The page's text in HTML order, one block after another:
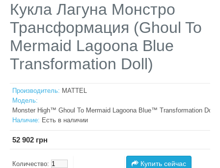
Кукла Лагуна Монстро
Трансформация (Ghoul To
Mermaid Lagoona Blue
Transformation Doll)
Производитель: MATTEL
Модель:
Monster High™ Ghoul To Mermaid Lagoona Blue™ Transformation Doll
Наличие: Есть в наличии
52 902 грн
Количество: Купить сейчас